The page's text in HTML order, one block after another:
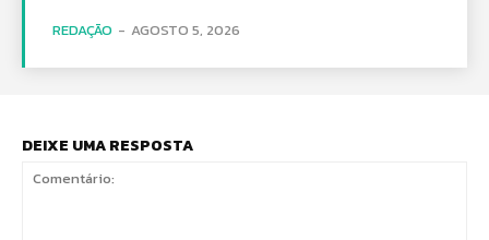
REDAÇÃO - AGOSTO 5, 2026
DEIXE UMA RESPOSTA